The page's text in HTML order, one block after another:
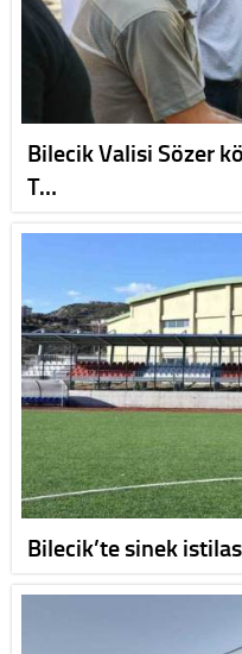
Bilecik Valisi Sözer
T…
Bilecik’te sinek